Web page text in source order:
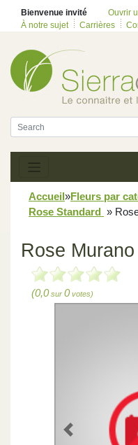
Bienvenue invité Ouvrir
À notre sujet
Carrières
Accueil»Fleurs par
Rose Standard »
Rose Murano
(0,0sur 0votes)
Previous